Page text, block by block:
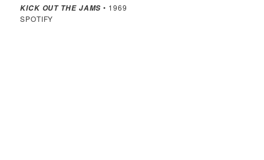
KICK OUT THE JAMS • 1969
SPOTIFY